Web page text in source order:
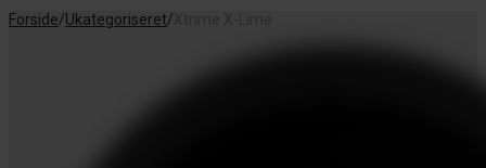
Forside/Ukategoriseret/